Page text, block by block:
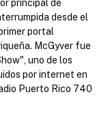
principal de
desde el
portal
McGyver fue
uno de los
por internet en
Puerto Rico 740